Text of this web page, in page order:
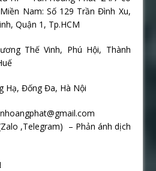
Nam: Số 129 Trần Đình Xu,
Quận 1, Tp.HCM
Thế Vinh, Phú Hội, Thành
Hạ, Đống Đa, Hà Nội
,Telegram) – Phản ánh dịch